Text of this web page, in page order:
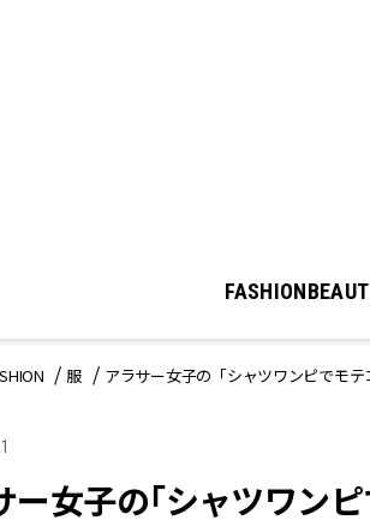
FASHION
服 アラサー女子の「シャツワンピでモ
ー女子の「シャツワン